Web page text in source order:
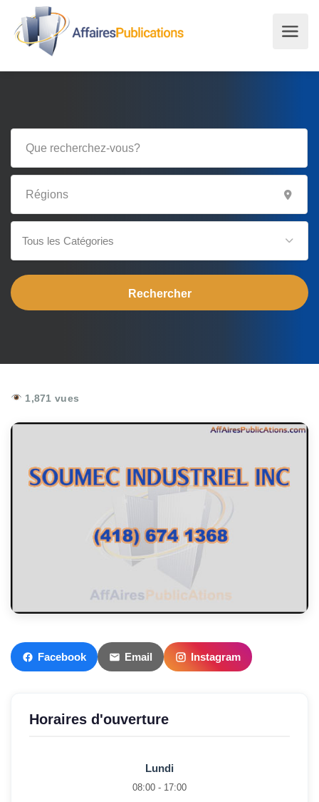
Tous les Catégories
1,871 vues
Facebook Email Instagram
Horaires d'ouverture
Lundi
08:00 - 17:00